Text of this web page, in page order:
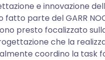
e innovazione
parte del GARR
presto focalizzato
che la
coordino la task